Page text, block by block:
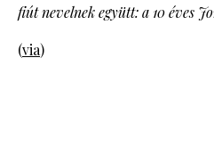
fiút nevelnek együtt: a 10 éves
(via)